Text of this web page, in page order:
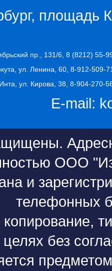
площадь
пр., 131/6, 8 (8212) 55-
ул. Ленина, 60, 8-912-509-
ул. Кирова, 38, 8-904-270-
E-mail:
ООО
и
телефонных
целях без